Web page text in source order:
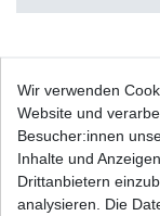
Wir verwenden
Website und
Besucher:innen
Inhalte und
Drittanbietern
analysieren. Die